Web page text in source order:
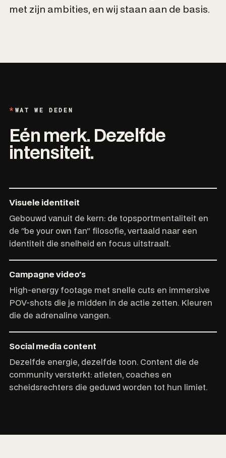
met zijn ambities, en wij staan aan de basis.
WAT WE DEDEN
Eén merk. Dezelfde
intensiteit.
Visuele identiteit
Gebouwd vanuit de kern: de topsportmentaliteit en
de "be your own fan" filosofie, vertaald naar een
identiteit die snelheid en focus uitstraalt.
Campagne video's
High-energy footage met snelle cuts en immersive
POV-shots die je midden in de actie zetten. Kleuren
die de adrenaline vangen.
Social media content
Dezelfde energie, dezelfde toon. Content die de
community versterkt: atleten, coaches en
scheidsrechters die geduwd worden tot hun limiet.